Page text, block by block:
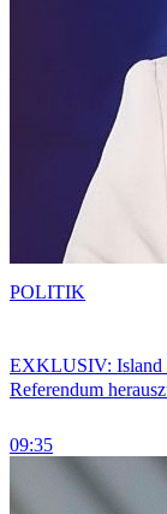
EXKLUSIV: Island
Referendum
09:35
POLITIK